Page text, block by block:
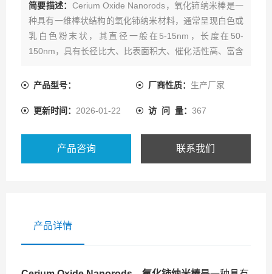
简要描述： Cerium Oxide Nanorods，氧化铈纳米棒是一
种具有一维棒状结构的氧化铈纳米材料，通常呈现白色或
乳白色粉末状，其直径一般在5-15nm，长度在50-
150nm，具有长径比大、比表面积大、催化活性高、富含
产品型号：
厂商性质： 生产厂家
更新时间： 2026-01-22 访 问 量： 367
产品咨询 联系我们
产品详情